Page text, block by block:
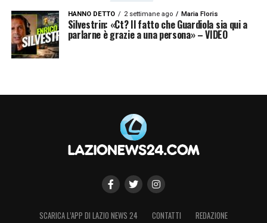
HANNO DETTO 2 settimane ago Maria Floris
Silvestrin: «Ct? Il fatto che Guardiola sia qui a
parlarne è grazie a una persona» – VIDEO
SCARICA L’APP DI LAZIO NEWS 24 CONTATTI REDAZIONE